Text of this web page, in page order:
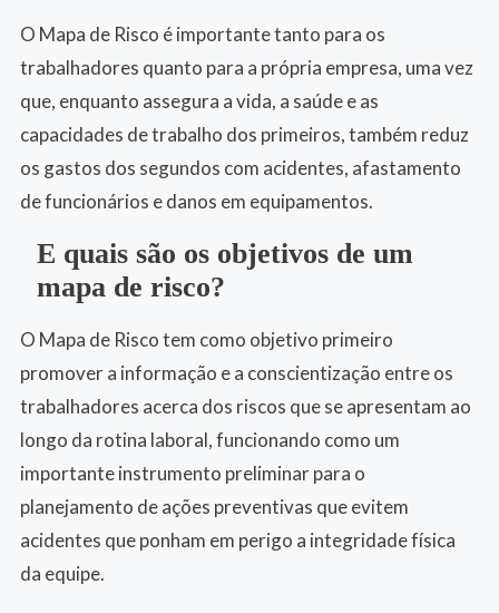
O Mapa de Risco é importante tanto para os
trabalhadores quanto para a própria empresa, uma vez
que, enquanto assegura a vida, a saúde e as
capacidades de trabalho dos primeiros, também reduz
os gastos dos segundos com acidentes, afastamento
de funcionários e danos em equipamentos.
E quais são os objetivos de um
mapa de risco?
O Mapa de Risco tem como objetivo primeiro
promover a informação e a conscientização entre os
trabalhadores acerca dos riscos que se apresentam ao
longo da rotina laboral, funcionando como um
importante instrumento preliminar para o
planejamento de ações preventivas que evitem
acidentes que ponham em perigo a integridade física
da equipe.